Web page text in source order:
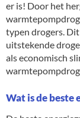
er is! Door het
typen drogers.
uitstekende
als economisch
Wat is de beste